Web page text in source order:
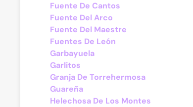
Fuente De Cantos
Fuente Del Arco
Fuente Del Maestre
Fuentes De León
Garbayuela
Garlitos
Granja De Torrehermosa
Guareña
Helechosa De Los Montes